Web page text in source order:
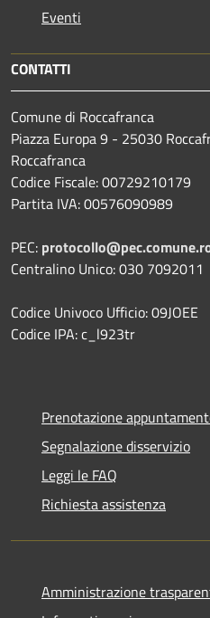
Eventi
CONTATTI
Comune di Roccafranca
Piazza Europa 9 - 25030
Roccafranca
Codice Fiscale: 00729210179
Partita IVA: 00576090989
PEC:
Centralino Unico: 030 7092011
Codice Univoco Ufficio: 09JOEE
Codice IPA: c_l923tr
Prenotazione
Segnalazione disservizio
Leggi le FAQ
Richiesta assistenza
Amministrazione